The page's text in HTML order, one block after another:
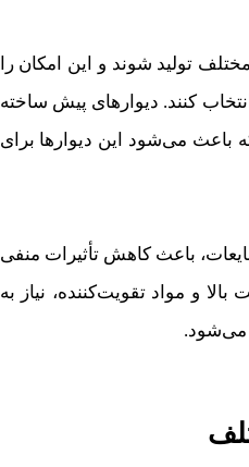
تولید شوند و این امکان را
کنند. دیوارهای پیش ساخته
می‌شود این دیوارها برای
باعث کاهش تأثیرات منفی
و مواد تقویت‌کننده، نیاز به
می‌شود.